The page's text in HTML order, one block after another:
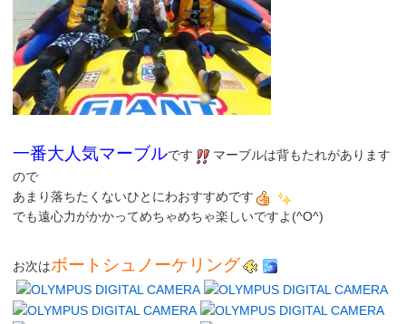
一番大人気マーブルです
マーブルは背もたれがあります
ので
あまり落ちたくないひとにわおすすめです
でも遠心力がかかってめちゃめちゃ楽しいですよ(^O^)
お次はボートシュノーケリング